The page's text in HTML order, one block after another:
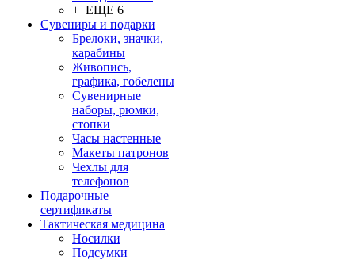
+ ЕЩЕ 6
Сувениры и подарки
Брелоки, значки,
карабины
Живопись,
графика, гобелены
Сувенирные
наборы, рюмки,
стопки
Часы настенные
Макеты патронов
Чехлы для
телефонов
Подарочные
сертификаты
Тактическая медицина
Носилки
Подсумки